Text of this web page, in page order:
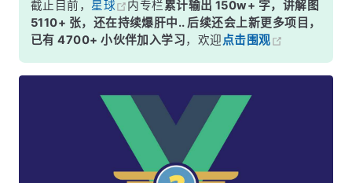
截止目前， 星球 内专栏累计输出 150w+ 字，讲解图
5110+ 张，还在持续爆肝中.. 后续还会上新更多项目，
已有 4700+ 小伙伴加入学习，欢迎点击围观